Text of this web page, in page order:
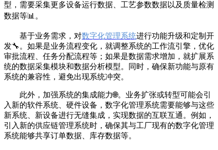
型，需要采集更多设备运行数据、工艺参数数据以及质量检测
数据等📊。
基于业务需求，对数字化管理系统进行功能升级和定制开
发🔧。如果是业务流程变化，就调整系统的工作流引擎，优化
审批流程、任务分配流程等；如果是数据需求增加，就扩展系
统的数据采集模块和数据分析模型。同时，确保新功能与原有
系统的兼容性，避免出现系统冲突。
此外，加强系统的集成能力🌐。业务扩张或转型可能会引
入新的软件系统、硬件设备，数字化管理系统需要能够与这些
新系统、新设备进行无缝集成，实现数据的互联互通。例如，
引入新的供应链管理系统时，确保其与工厂现有的数字化管理
系统能够共享订单数据、库存数据等。